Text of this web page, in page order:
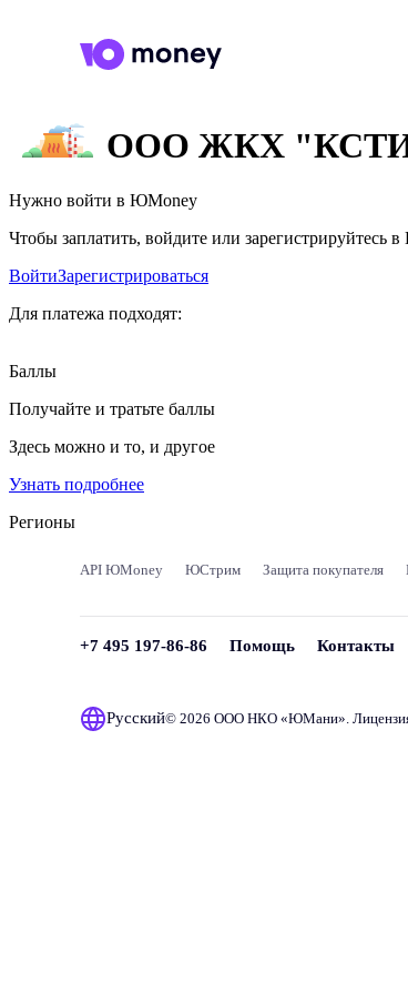
ООО ЖКХ
Нужно войти в ЮMoney
Чтобы заплатить, войдите или зарегистрируйтесь
ВойтиЗарегистрироваться
Для платежа подходят:
Баллы
Получайте и тратьте баллы
Здесь можно и то, и другое
Узнать подробнее
Регионы
API ЮMoney ЮСтрим Защита покупателя
+7 495 197-86-86 Помощь Контакты
Русский© 2026 ООО НКО «ЮМани».